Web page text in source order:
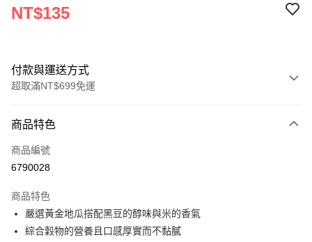
NT$135
付款與運送方式
超取滿NT$699免運
信用卡一次付款
超商取貨付款
Apple Pay
街口支付
商品特色
商品編號
6790028
商品特色
嚴選黃金地瓜搭配黑豆的醇味與米的香氣
綜合穀物的營養且口感厚實而不黏膩